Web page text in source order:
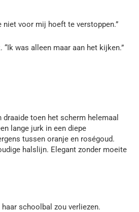
niet voor mij hoeft te verstoppen.”
was alleen maar aan het kijken.”
draaide toen het scherm helemaal
lange jurk in een diepe
tussen oranje en roségoud.
halslijn. Elegant zonder moeite
schoolbal zou verliezen.